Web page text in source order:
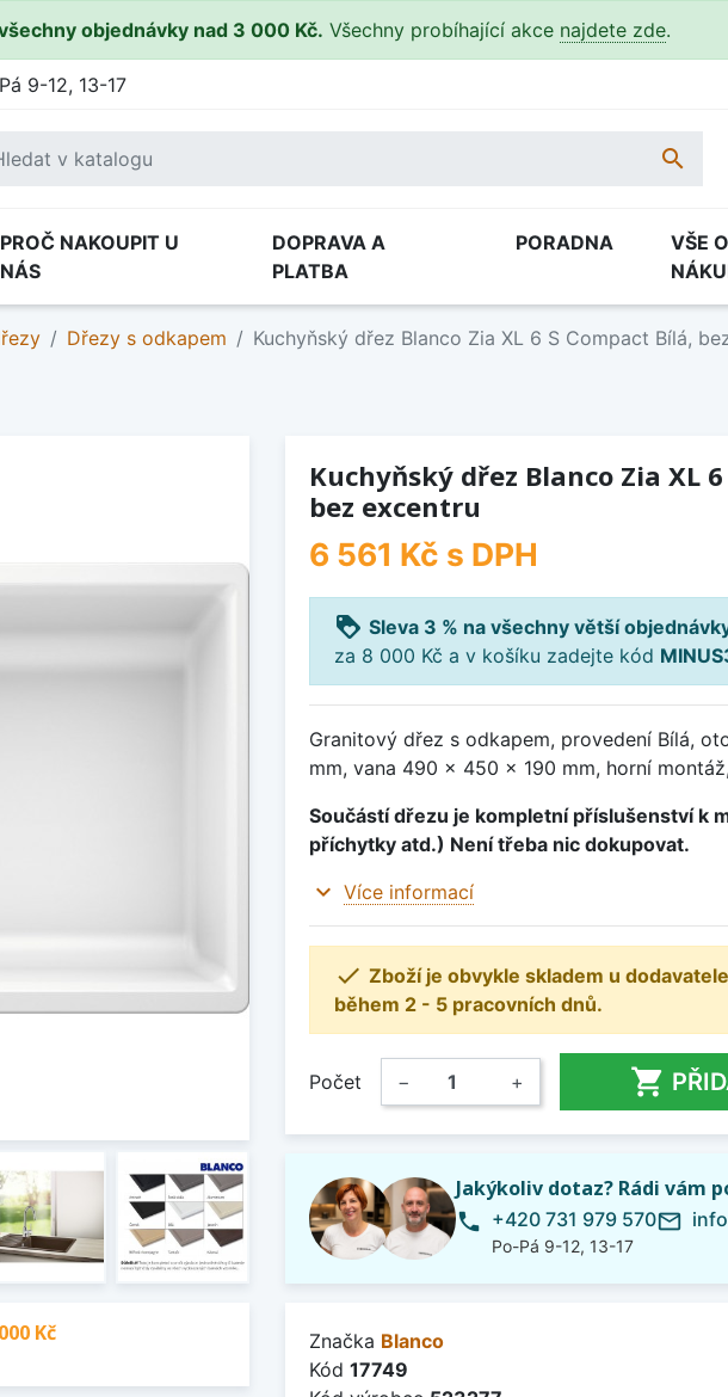
objednávky nad 3 000 Kč. Všechny probíhající akce najdete zde.
9-12, 13-17

PROČ NAKOUPIT U
NÁS
DOPRAVA A
PLATBA
PORADNA
VŠE O
Dřezy s odkapem Kuchyňský dřez Blanco Zia XL 6 S Compact Bílá,
Kč
Kuchyňský dřez Blanco Zia XL
bez excentru
6 561 Kč s DPH
loyalty Sleva 3 % na všechny větší
za 8 000 Kč a v košíku zadejte kód
Granitový dřez s odkapem, provedení Bílá,
mm, vana 490 x 450 x 190 mm, horní
Součástí dřezu je kompletní příslušenství k
příchytky atd.) Není třeba nic dokupovat.
expand_more Více informací
 Zboží je obvykle skladem u
během 2 - 5 pracovních dnů.
Počet − + 
Jakýkoliv dotaz? Rádi vám
phone +420 731 979 570
Po-Pá 9-12, 13-17
mail_outline
Značka Blanco
Kód 17749